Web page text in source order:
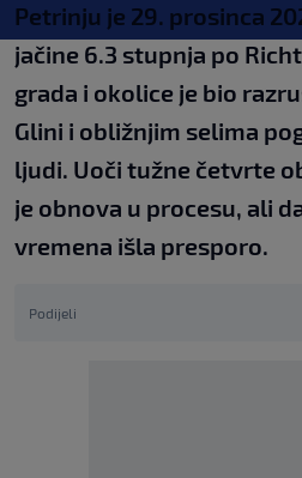
Petrinju je 29. prosinca
jačine 6.3 stupnja po
grada i okolice je bio
Glini i obližnjim selima
ljudi. Uoči tužne četvrte
je obnova u procesu, ali
vremena išla presporo.
Podijeli